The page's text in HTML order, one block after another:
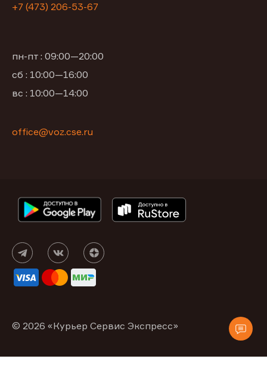
+7 (473) 206-53-67
пн-пт : 09:00—20:00
сб : 10:00—16:00
вс : 10:00—14:00
office@voz.cse.ru
© 2026 «Курьер Сервис Экспресс»